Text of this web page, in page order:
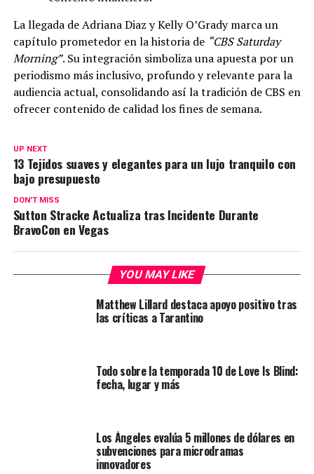
La llegada de Adriana Diaz y Kelly O’Grady marca un
capítulo prometedor en la historia de “CBS Saturday
Morning”. Su integración simboliza una apuesta por un
periodismo más inclusivo, profundo y relevante para la
audiencia actual, consolidando así la tradición de CBS en
ofrecer contenido de calidad los fines de semana.
UP NEXT
13 Tejidos suaves y elegantes para un lujo tranquilo con
bajo presupuesto
DON'T MISS
Sutton Stracke Actualiza tras Incidente Durante
BravoCon en Vegas
YOU MAY LIKE
Matthew Lillard destaca apoyo positivo tras
las críticas a Tarantino
Todo sobre la temporada 10 de Love Is Blind:
fecha, lugar y más
Los Ángeles evalúa 5 millones de dólares en
subvenciones para microdramas
innovadores